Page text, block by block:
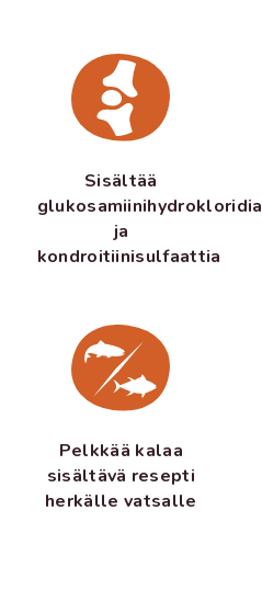
Sisältää
glukosamiinihydrokloridia
ja
kondroitiinisulfaattia
Pelkkää kalaa
sisältävä resepti
herkälle vatsalle